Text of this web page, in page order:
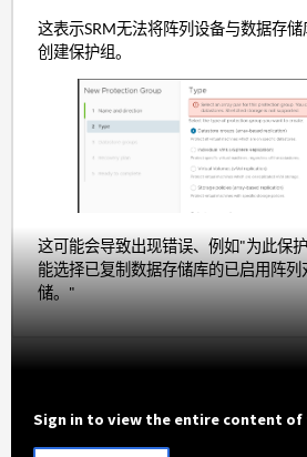
这表示SRM无法将阵列设备与数据存
创建保护组。
这可能会导致出现错误、例如"为此保
能选择已复制数据存储库的已启用阵
储。"
Sign in to view the entire content of